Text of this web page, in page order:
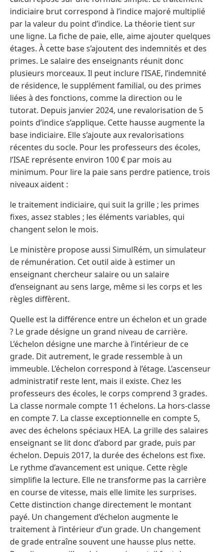
indiciaire brut correspond à l’indice majoré multiplié
par la valeur du point d’indice. La théorie tient sur
une ligne. La fiche de paie, elle, aime ajouter quelques
étages. À cette base s’ajoutent des indemnités et des
primes. Le salaire des enseignants réunit donc
plusieurs morceaux. Il peut inclure l’ISAE, l’indemnité
de résidence, le supplément familial, ou des primes
liées à des fonctions, comme la direction ou le
tutorat. Depuis janvier 2024, une revalorisation de 5
points d’indice s’applique. Cette hausse augmente la
base indiciaire. Elle s’ajoute aux revalorisations
récentes du socle. Pour les professeurs des écoles,
l’ISAE représente environ 100 € par mois au
minimum. Pour lire la paie sans perdre patience, trois
niveaux aident :
le traitement indiciaire, qui suit la grille ; les primes
fixes, assez stables ; les éléments variables, qui
changent selon le mois.
Le ministère propose aussi SimulRém, un simulateur
de rémunération. Cet outil aide à estimer un
enseignant chercheur salaire ou un salaire
d’enseignant au sens large, même si les corps et les
règles diffèrent.
Quelle est la différence entre un échelon et un grade
? Le grade désigne un grand niveau de carrière.
L’échelon désigne une marche à l’intérieur de ce
grade. Dit autrement, le grade ressemble à un
immeuble. L’échelon correspond à l’étage. L’ascenseur
administratif reste lent, mais il existe. Chez les
professeurs des écoles, le corps comprend 3 grades.
La classe normale compte 11 échelons. La hors-classe
en compte 7. La classe exceptionnelle en compte 5,
avec des échelons spéciaux HEA. La grille des salaires
enseignant se lit donc d’abord par grade, puis par
échelon. Depuis 2017, la durée des échelons est fixe.
Le rythme d’avancement est unique. Cette règle
simplifie la lecture. Elle ne transforme pas la carrière
en course de vitesse, mais elle limite les surprises.
Cette distinction change directement le montant
payé. Un changement d’échelon augmente le
traitement à l’intérieur d’un grade. Un changement
de grade entraîne souvent une hausse plus nette.